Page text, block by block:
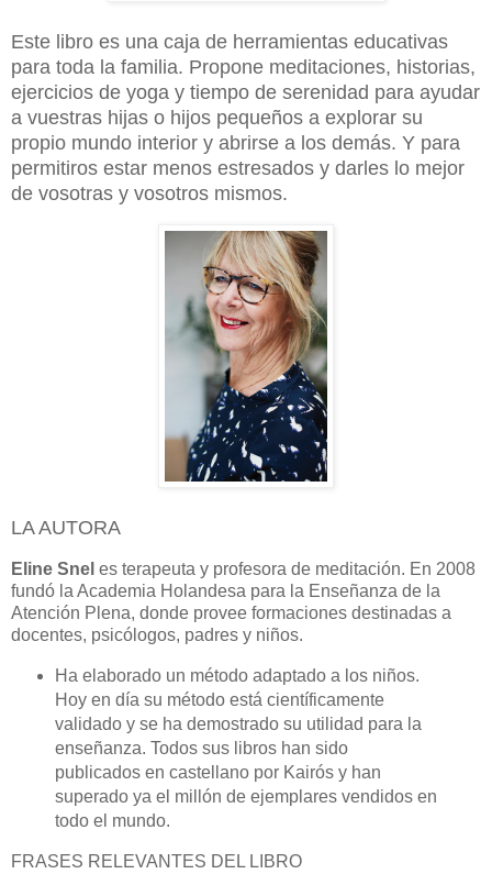
Este libro es una caja de herramientas educativas
para toda la familia. Propone meditaciones, historias,
ejercicios de yoga y tiempo de serenidad para ayudar
a vuestras hijas o hijos pequeños a explorar su
propio mundo interior y abrirse a los demás. Y para
permitiros estar menos estresados y darles lo mejor
de vosotras y vosotros mismos.
LA AUTORA
Eline Snel es terapeuta y profesora de meditación. En 2008
fundó la Academia Holandesa para la Enseñanza de la
Atención Plena, donde provee formaciones destinadas a
docentes, psicólogos, padres y niños.
Ha elaborado un método adaptado a los niños.
Hoy en día su método está científicamente
validado y se ha demostrado su utilidad para la
enseñanza. Todos sus libros han sido
publicados en castellano por Kairós y han
superado ya el millón de ejemplares vendidos en
todo el mundo.
FRASES RELEVANTES DEL LIBRO